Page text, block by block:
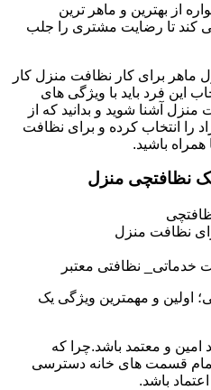
از بهترین و ماهر ترین
کند تا رضایت مشتری را جلب
ماهر برای کار نظافت منزل کار
این فرد باید با ویژگی های
آشنا شوید و بدانید که از
را انتخاب کرده و برای نظافت
باشید.
نظافتچی منزل
نظافت منزل
نظافتی معتبر
اولین و مهمترین ویژگی یک
امین و معتمد باشد.چرا که
قسمت های خانه دسترسی
باشد.